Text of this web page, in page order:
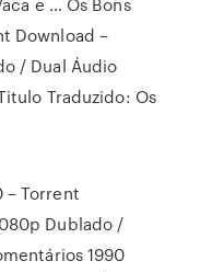
Download –
/ Dual Áudio
Traduzido: Os
– Torrent
Dublado /
1990